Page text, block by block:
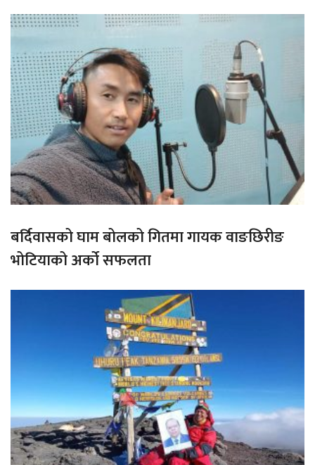
बर्दिवासको घाम बोलको गितमा गायक वाङछिरीङ
भोटियाको अर्को सफलता